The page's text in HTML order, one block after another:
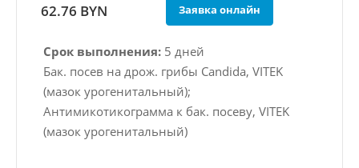
62.76 BYN Заявка онлайн
Срок выполнения: 5 дней
Бак. посев на дрож. грибы Candida, VITEK
(мазок урогенитальный);
Антимикотикограмма к бак. посеву, VITEK
(мазок урогенитальный)